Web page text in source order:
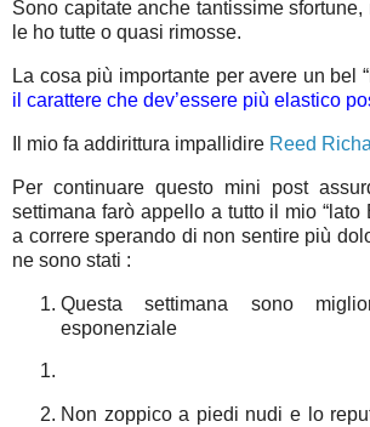
Sono capitate anche tantissime sfortune,
le ho tutte o quasi rimosse.
La cosa più importante per avere un bel
il carattere che dev’essere più elastico
Il mio fa addirittura impallidire Reed
Per continuare questo mini post
settimana farò appello a tutto il mio “lato
a correre sperando di non sentire più
ne sono stati :
Questa settimana sono
esponenziale
Non zoppico a piedi nudi e lo